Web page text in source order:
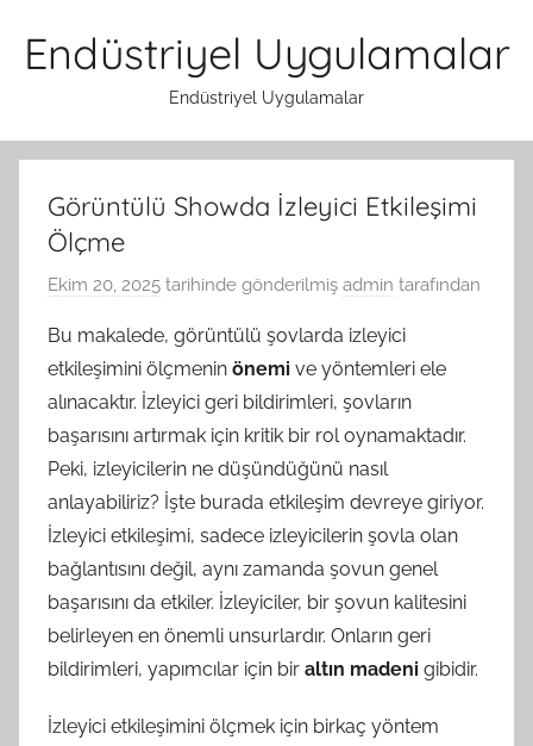
atlaEndüstriyel Uygulamalar
Endüstriyel Uygulamalar
Görüntülü Showda İzleyici Etkileşimi
Ölçme
Ekim 20, 2025 tarihinde gönderilmiş admin tarafından
Bu makalede, görüntülü şovlarda izleyici
etkileşimini ölçmenin önemi ve yöntemleri ele
alınacaktır. İzleyici geri bildirimleri, şovların
başarısını artırmak için kritik bir rol oynamaktadır.
Peki, izleyicilerin ne düşündüğünü nasıl
anlayabiliriz? İşte burada etkileşim devreye giriyor.
İzleyici etkileşimi, sadece izleyicilerin şovla olan
bağlantısını değil, aynı zamanda şovun genel
başarısını da etkiler. İzleyiciler, bir şovun kalitesini
belirleyen en önemli unsurlardır. Onların geri
bildirimleri, yapımcılar için bir altın madeni gibidir.
İzleyici etkileşimini ölçmek için birkaç yöntem